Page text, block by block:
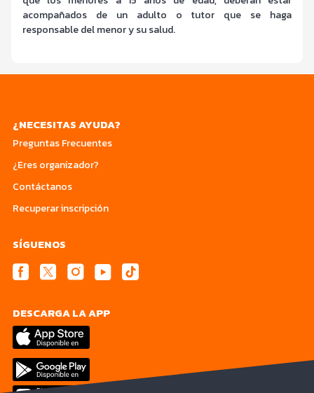
acompañados de un adulto o tutor que se haga
responsable del menor y su salud.
¿NECESITAS AYUDA?
Preguntas Frecuentes
¿Eres organizador?
Contáctanos
Recuperar inscripción
SÍGUENOS
DESCARGA LA APP